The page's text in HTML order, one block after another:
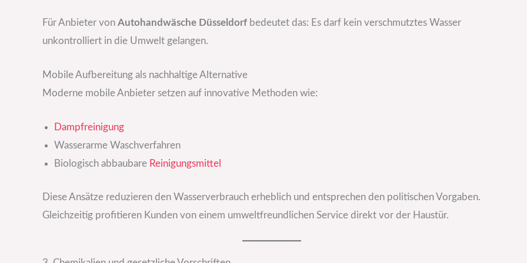
Für Anbieter von Autohandwäsche Düsseldorf bedeutet das: Es darf kein verschmutztes Wasser
unkontrolliert in die Umwelt gelangen.
Mobile Aufbereitung als nachhaltige Alternative
Moderne mobile Anbieter setzen auf innovative Methoden wie:
Dampfreinigung
Wasserarme Waschverfahren
Biologisch abbaubare Reinigungsmittel
Diese Ansätze reduzieren den Wasserverbrauch erheblich und entsprechen den politischen Vorgaben.
Gleichzeitig profitieren Kunden von einem umweltfreundlichen Service direkt vor der Haustür.